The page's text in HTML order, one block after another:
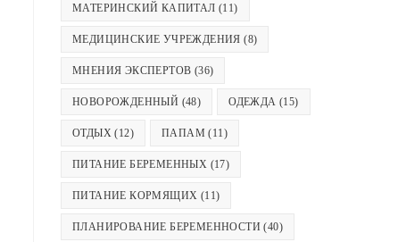
МАТЕРИНСКИЙ КАПИТАЛ (11)
МЕДИЦИНСКИЕ УЧРЕЖДЕНИЯ (8)
МНЕНИЯ ЭКСПЕРТОВ (36)
НОВОРОЖДЕННЫЙ (48) ОДЕЖДА (15)
ОТДЫХ (12) ПАПАМ (11)
ПИТАНИЕ БЕРЕМЕННЫХ (17)
ПИТАНИЕ КОРМЯЩИХ (11)
ПЛАНИРОВАНИЕ БЕРЕМЕННОСТИ (40)